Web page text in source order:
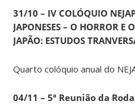
31/10 – IV COLÓQUIO
JAPONESES – O HORROR E
JAPÃO: ESTUDOS
Quarto colóquio anual do
04/11 – 5ª Reunião da